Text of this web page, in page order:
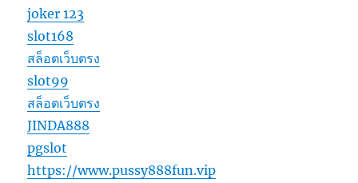
joker 123
slot168
สล็อตเว็บตรง
slot99
สล็อตเว็บตรง
JINDA888
pgslot
https://www.pussy888fun.vip